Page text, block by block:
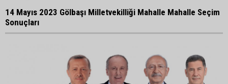
14 Mayıs 2023 Gölbaşı Milletvekilliği Mahalle Mahalle Seçim
Sonuçları